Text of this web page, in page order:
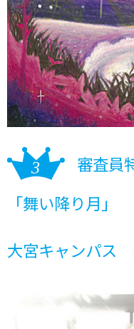
審査員
「舞い降り月」
大宮キャンパス